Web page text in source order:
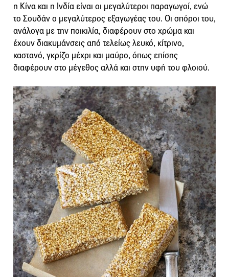
η Κίνα και η Ινδία είναι οι μεγαλύτεροι παραγωγοί, ενώ
το Σουδάν ο μεγαλύτερος εξαγωγέας του. Οι σπόροι του,
ανάλογα με την ποικιλία, διαφέρουν στο χρώμα και
έχουν διακυμάνσεις από τελείως λευκό, κίτρινο,
καστανό, γκρίζο μέχρι και μαύρο, όπως επίσης
διαφέρουν στο μέγεθος αλλά και στην υφή του φλοιού.